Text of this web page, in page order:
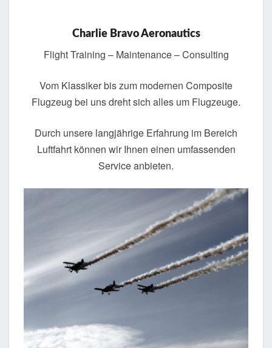
Charlie Bravo Aeronautics
Flight Training – Maintenance – Consulting
Vom Klassiker bis zum modernen Composite
Flugzeug bei uns dreht sich alles um Flugzeuge.
Durch unsere langjährige Erfahrung im Bereich
Luftfahrt können wir Ihnen einen umfassenden
Service anbieten.